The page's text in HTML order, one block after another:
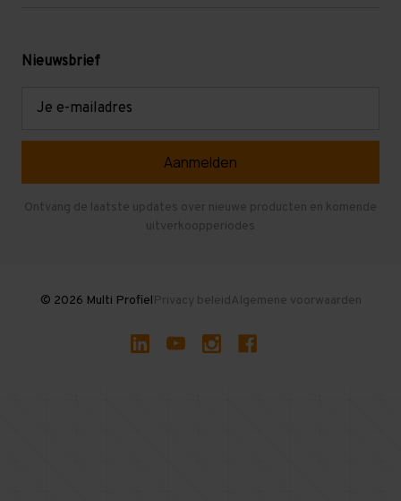
Levering en afhalen
Mezzanine
Gebruikte entresolvloeren
Nieuwsbrief
Ontvang de laatste updates over nieuwe producten en komende
uitverkoopperiodes
© 2026 Multi ProfielPrivacy beleidAlgemene voorwaarden